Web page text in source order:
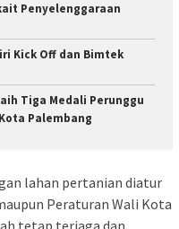
Penyelenggaraan
Kick Off dan Bimtek
Tiga Medali Perunggu
Palembang
lahan pertanian diatur
Peraturan Wali Kota
tetap terjaga dan